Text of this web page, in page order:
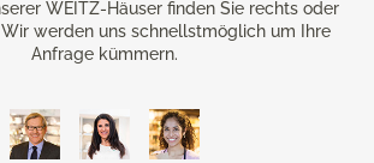
WEITZ-Häuser finden Sie rechts oder
werden uns schnellstmöglich um Ihre
Anfrage kümmern.